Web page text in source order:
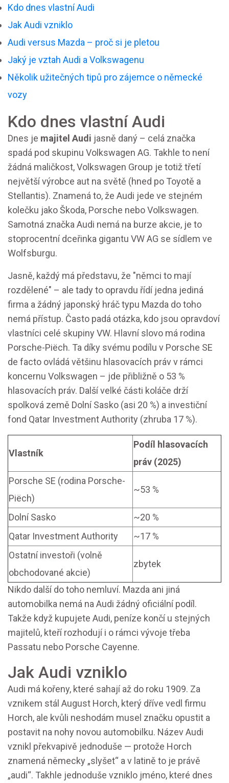
Kdo dnes vlastní Audi
Jak Audi vzniklo
Audi versus Mazda – proč si je pletou
Jaký je vztah Audi a Volkswagenu
Několik užitečných tipů pro zájemce o německé
vozy
Kdo dnes vlastní Audi
Dnes je majitel Audi jasně daný – celá značka
spadá pod skupinu Volkswagen AG. Takhle to není
žádná maličkost, Volkswagen Group je totiž třetí
největší výrobce aut na světě (hned po Toyotě a
Stellantis). Znamená to, že Audi jede ve stejném
kolečku jako Škoda, Porsche nebo Volkswagen.
Samotná značka Audi nemá na burze akcie, je to
stoprocentní dceřinka gigantu VW AG se sídlem ve
Wolfsburgu.
Jasně, každý má představu, že "němci to mají
rozdělené" – ale tady to opravdu řídí jedna jediná
firma a žádný japonský hráč typu Mazda do toho
nemá přístup. Často padá otázka, kdo jsou opravdoví
vlastníci celé skupiny VW. Hlavní slovo má rodina
Porsche-Piëch. Ta díky svému podílu v Porsche SE
de facto ovládá většinu hlasovacích práv v rámci
koncernu Volkswagen – jde přibližně o 53 %
hlasovacích práv. Další velké části koláče drží
spolková země Dolní Sasko (asi 20 %) a investiční
fond Qatar Investment Authority (zhruba 17 %).
Vlastník
Podíl hlasovacích
práv (2025)
Porsche SE (rodina Porsche-
Piëch)
~53 %
Dolní Sasko
~20 %
Qatar Investment Authority
~17 %
Ostatní investoři (volně
obchodované akcie)
zbytek
Nikdo další do toho nemluví. Mazda ani jiná
automobilka nemá na Audi žádný oficiální podíl.
Takže když kupujete Audi, peníze končí u stejných
majitelů, kteří rozhodují i o rámci vývoje třeba
Passatu nebo Porsche Cayenne.
Jak Audi vzniklo
Audi má kořeny, které sahají až do roku 1909. Za
vznikem stál August Horch, který dříve vedl firmu
Horch, ale kvůli neshodám musel značku opustit a
postavit na nohy novou automobilku. Název Audi
vznikl překvapivě jednoduše — protože Horch
znamená německy „slyšet“ a v latině to je právě
„audi“. Takhle jednoduše vzniklo jméno, které dnes